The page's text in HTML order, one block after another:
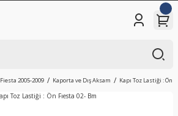
Fiesta 2005-2009 Kaporta ve Dış Aksam Kapı Toz Lastiği : Ön